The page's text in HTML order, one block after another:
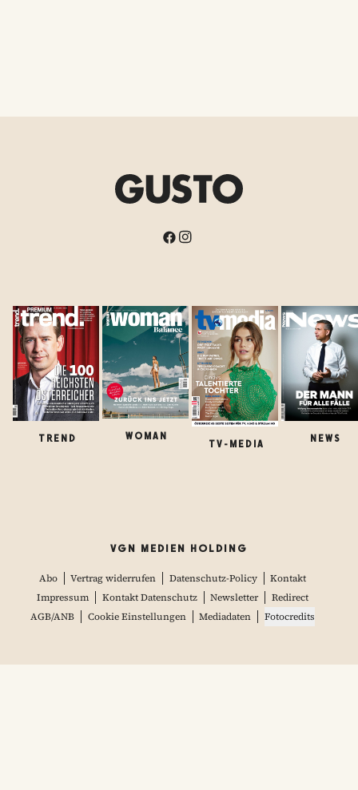
TREND WOMAN
TV-MEDIA
NEWS
VGN MEDIEN HOLDING
Abo Vertrag widerrufen Datenschutz-Policy
Kontakt
Impressum
Kontakt Datenschutz Newsletter
Redirect
AGB/ANB
Cookie Einstellungen Mediadaten Fotocredits